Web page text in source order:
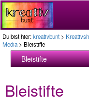
Du bist hier:kreativbunt >
Media > Bleistifte
Bleistifte